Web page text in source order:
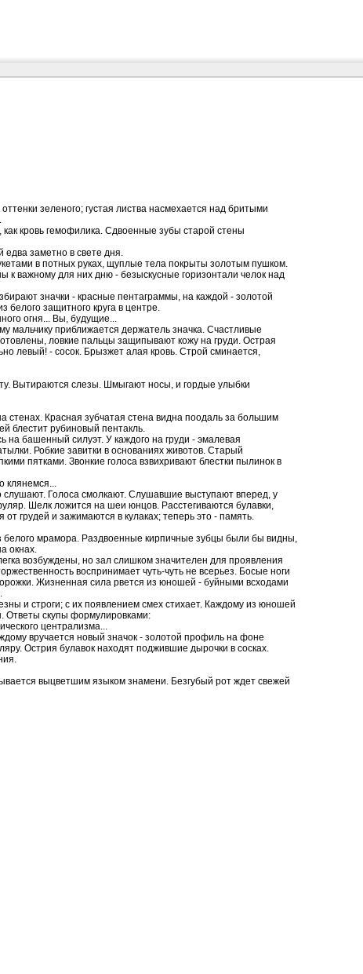
зеленого; густая листва насмехается над бритыми
кровь гемофилика. Сдвоенные зубы старой стены
едва заметно в свете дня.
в потных руках, щуплые тела покрыты золотым пушком.
к важному для них дню - безыскусные горизонтали челок над
значки - красные пентаграммы, на каждой - золотой
белого защитного круга в центре.
огня... Вы, будущие...
мальчику приближается держатель значка. Счастливые
ловкие пальцы защипывают кожу на груди. Острая
левый! - сосок. Брызжет алая кровь. Строй сминается,
Вытираются слезы. Шмыгают носы, и гордые улыбки
стенах. Красная зубчатая стена видна поодаль за большим
блестит рубиновый пентакль.
на башенный силуэт. У каждого на груди - эмалевая
Робкие завитки в основаниях животов. Старый
пятками. Звонкие голоса взвихривают блестки пылинок в
клянемся...
Голоса смолкают. Слушавшие выступают вперед, у
Шелк ложится на шеи юнцов. Расстегиваются булавки,
грудей и зажимаются в кулаках; теперь это - память.
белого мрамора. Раздвоенные кирпичные зубцы были бы видны,
окнах.
возбуждены, но зал слишком значителен для проявления
воспринимает чуть-чуть не всерьез. Босые ноги
Жизненная сила рвется из юношей - буйными всходами
и строги; с их появлением смех стихает. Каждому из юношей
Ответы скупы формулировками:
централизма...
вручается новый значок - золотой профиль на фоне
Острия булавок находят поджившие дырочки в сосках.
выцветшим языком знамени. Безгубый рот ждет свежей